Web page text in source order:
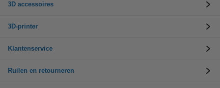
3D accessoires
3D-printer
Klantenservice
Ruilen en retourneren